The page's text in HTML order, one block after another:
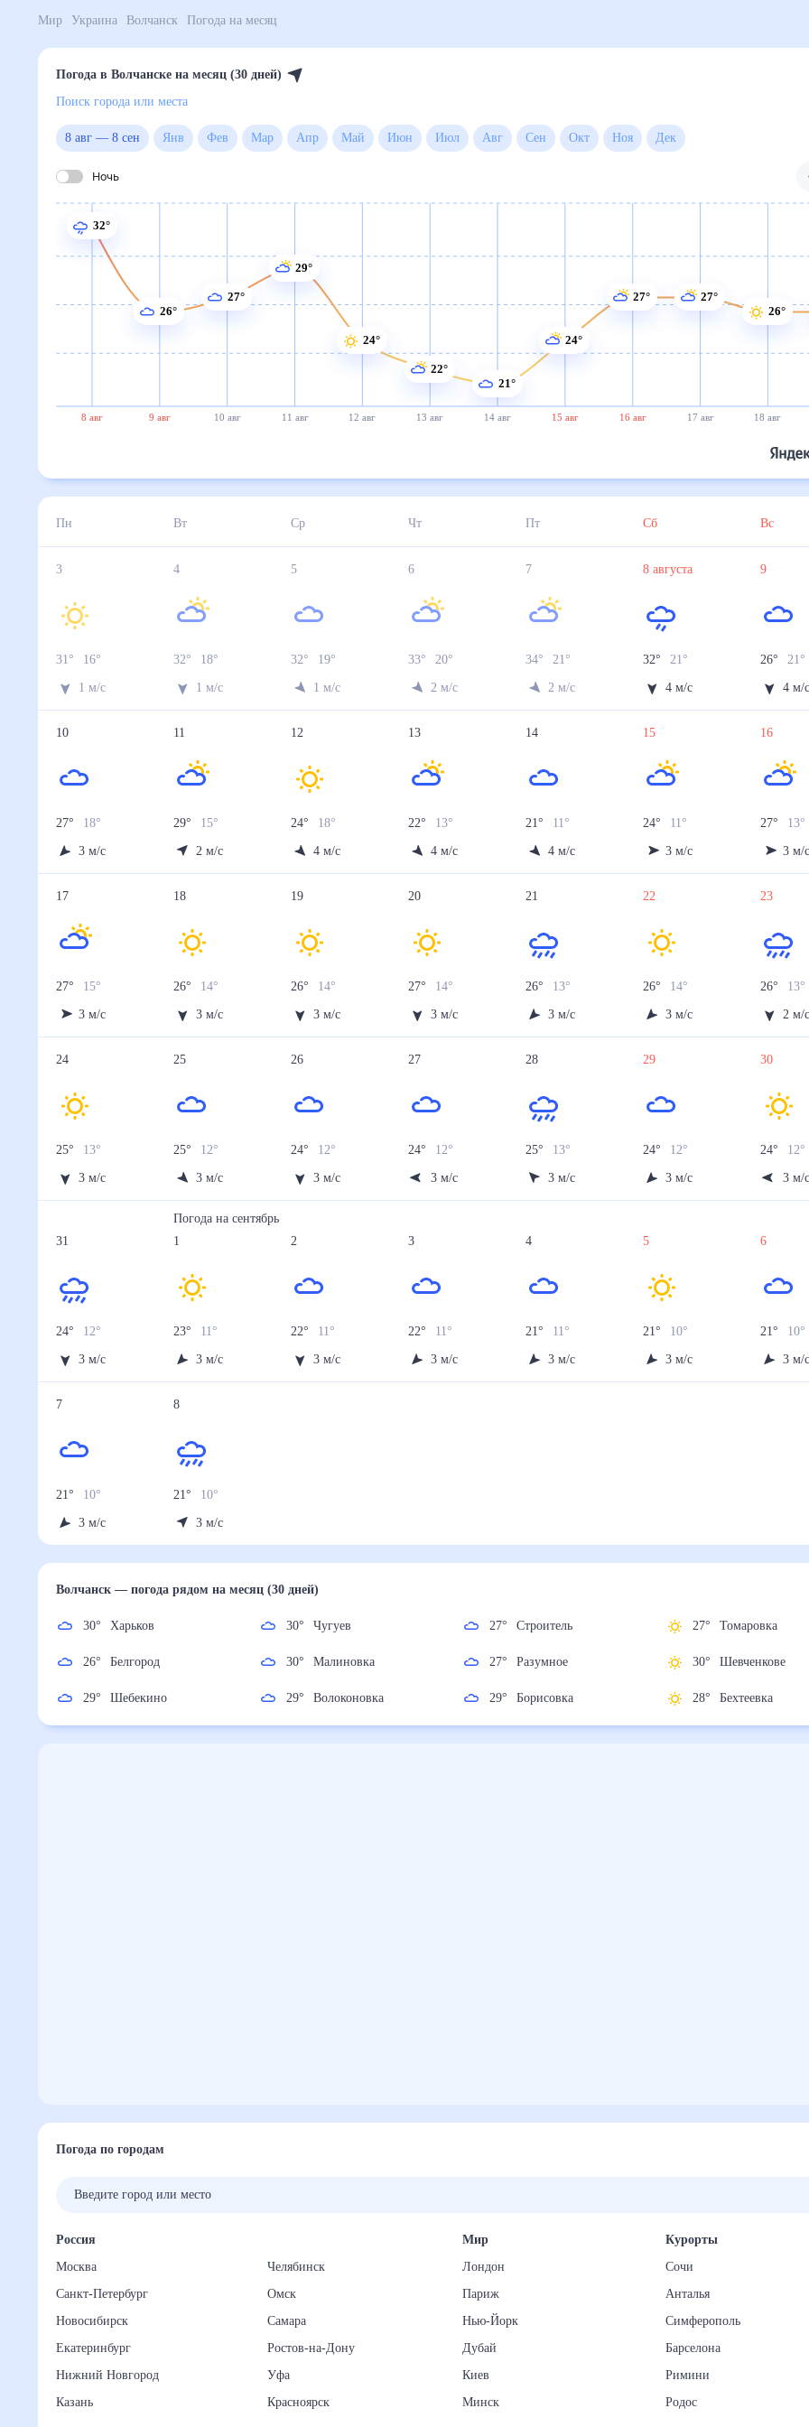
Мир Украина Волчанск Погода на месяц
Погода в Волчанске на месяц (30 дней)
Поиск города или места
8 авг— 8 сен Янв Фев Мар Апр Май Июн Июл Авг Сен Окт Ноя
Ночь
8 авг 9 авг 10 авг 11 авг 12 авг 13 авг 14 авг 15 авг 16 авг 17 авг 18 авг
32°
26°
27°
29°
24°
22°
21°
24°
27°
27°
26°
Пн Вт Ср Чт Пт Сб Вс
3
31° 16°
1 м/с
4
32° 18°
1 м/с
5
32° 19°
1 м/с
6
33° 20
2 м/с
7
34° 21°
2 м/с
8 августа
32° 21°
4 м/с
9
26° 21°
4 м/
10
27° 18°
3 м/с
11
29° 15°
2 м/с
12
24° 18°
4 м/с
13
22° 13°
4 м/с
14
21° 11°
4 м/с
15
24° 11°
3 м/с
16
27° 13°
3 м/
17
27° 15°
3 м/с
18
26° 14°
3 м/с
19
26° 14°
3 м/с
20
27° 14°
3 м/с
21
26° 13°
3 м/с
22
26° 14°
3 м/с
23
26° 13°
2 м/
24
25° 13°
3 м/с
25
25° 12°
3 м/с
26
24° 12°
3 м/с
27
24° 12°
3 м/с
28
25° 13°
3 м/с
29
24° 12°
3 м/с
30
24° 12°
3 м/
31
24° 12°
3 м/с
Погода насентябрь
1
23° 11°
3 м/с
2
22° 11°
3 м/с
3
22° 11°
3 м/с
4
21° 11°
3 м/с
5
21° 10°
3 м/с
6
21° 10°
3 м/
7
21° 10°
3 м/с
8
21° 10°
3 м/с
Волчанск— погода рядомна месяц (30 дней)
30° Харьков
26° Белгород
29° Шебекино
30° Чугуев
30° Малиновка
29° Волоконовка
27° Строитель
27° Разумное
29° Борисовка
27° Томаровка
30° Шевченкове
28° Бехтеевка
Погода по городам
Россия
Москва
Санкт-Петербург
Новосибирск
Екатеринбург
Нижний Новгород
Казань
Челябинск
Омск
Самара
Ростов-на-Дону
Уфа
Красноярск
Мир
Лондон
Париж
Нью-Йорк
Дубай
Киев
Минск
Курорты
Сочи
Анталья
Симферополь
Барселона
Римини
Родос